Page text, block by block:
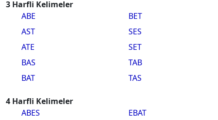
3 Harfli Kelimeler
ABE
AST
ATE
BAS
BAT
BET
SES
SET
TAB
TAS
4 Harfli Kelimeler
ABES
EBAT